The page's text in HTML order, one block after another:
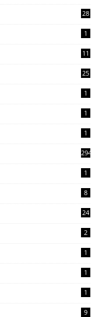
28
1
11
25
1
1
1
294
1
8
24
2
1
1
1
9